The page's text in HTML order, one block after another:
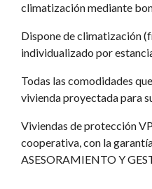
climatización mediante
Dispone de climatización
individualizado por
Todas las comodidades
vivienda proyectada para
Viviendas de protección
cooperativa, con la
ASESORAMIENTO Y